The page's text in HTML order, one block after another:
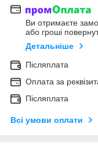
Ви отримаєте
або гроші
Детальніше
Післяплата
Оплата за
Післяплата
Всі умови оплати